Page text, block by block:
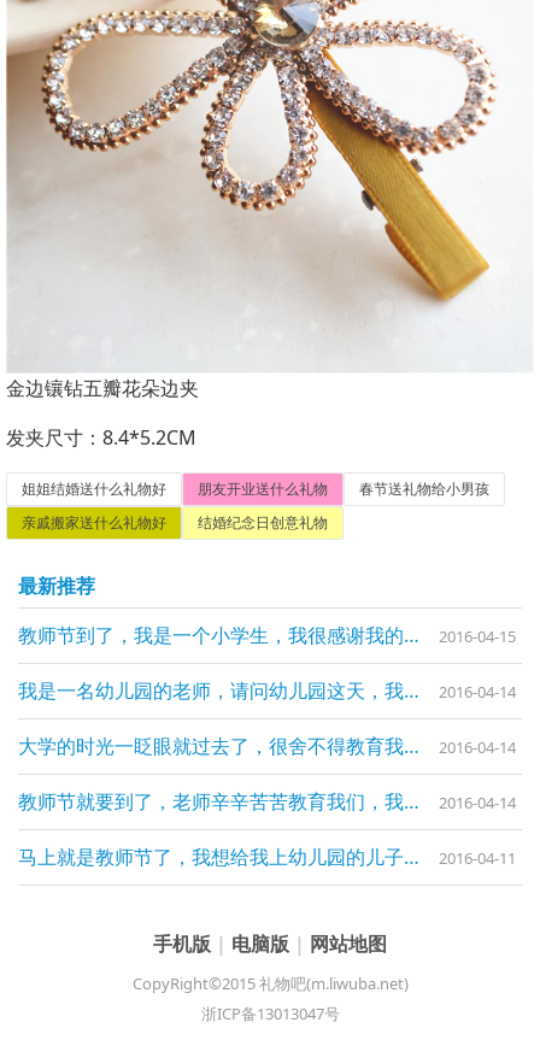
金边镶钻五瓣花朵边夹
发夹尺寸：8.4*5.2CM
姐姐结婚送什么礼物好 朋友开业送什么礼物
春节送礼物给小男孩
亲戚搬家送什么礼物好
结婚纪念日创意礼物
最新推荐
教师节到了，我是一个小学生，我很感谢我的老师，在教师节这天，我想要给老师一份礼物，能够送什么
2016-04-15
我是一名幼儿园的老师，请问幼儿园这天，我可以给我的孩子们什么六一儿童节的礼物 2016-04-14
大学的时光一眨眼就过去了，很舍不得教育我的老师们，我能给我的老师送什么纪念品 2016-04-14
教师节就要到了，老师辛辛苦苦教育我们，我们想给老师送一份礼物，能够送什么呢 2016-04-14
马上就是教师节了，我想给我上幼儿园的儿子的老师送一份礼物，让老师平时多关照一下 2016-04-11
手机版 | 电脑版 | 网站地图
CopyRight©2015 礼物吧(m.liwuba.net)
浙ICP备13013047号